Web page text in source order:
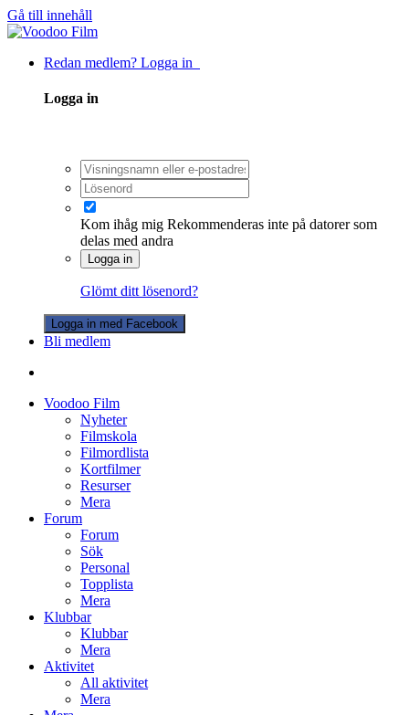
Gå till innehåll
Redan medlem? Logga in
Logga in
Kom ihåg mig Rekommenderas inte på datorer som
delas med andra
Logga in
Glömt ditt lösenord?
Logga in med Facebook
Bli medlem
Voodoo Film
Nyheter
Filmskola
Filmordlista
Kortfilmer
Resurser
Mera
Forum
Forum
Sök
Personal
Topplista
Mera
Klubbar
Klubbar
Mera
Aktivitet
All aktivitet
Mera